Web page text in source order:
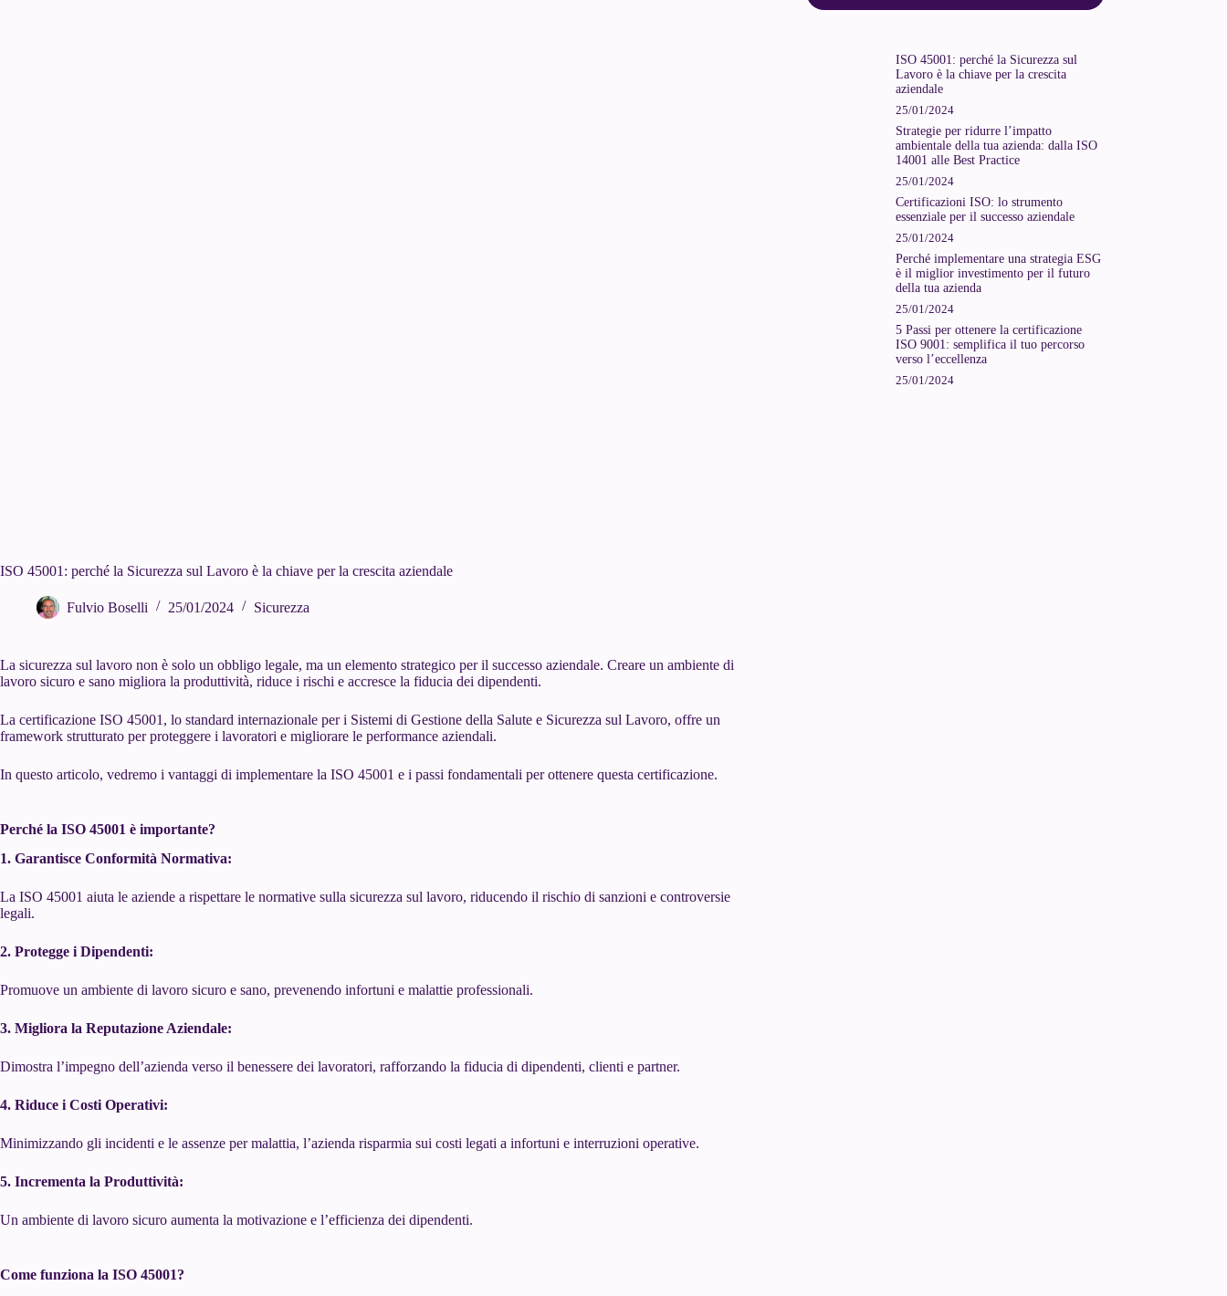
ISO 45001: perché la Sicurezza sul Lavoro è la chiave per la crescita aziendale
Fulvio Boselli 25/01/2024 Sicurezza
La sicurezza sul lavoro non è solo un obbligo legale, ma un elemento strategico per il successo aziendale. Creare un ambiente di
lavoro sicuro e sano migliora la produttività, riduce i rischi e accresce la fiducia dei dipendenti.
La certificazione ISO 45001, lo standard internazionale per i Sistemi di Gestione della Salute e Sicurezza sul Lavoro, offre un
framework strutturato per proteggere i lavoratori e migliorare le performance aziendali.
In questo articolo, vedremo i vantaggi di implementare la ISO 45001 e i passi fondamentali per ottenere questa certificazione.
Perché la ISO 45001 è importante?
1. Garantisce Conformità Normativa:
La ISO 45001 aiuta le aziende a rispettare le normative sulla sicurezza sul lavoro, riducendo il rischio di sanzioni e controversie
legali.
2. Protegge i Dipendenti:
Promuove un ambiente di lavoro sicuro e sano, prevenendo infortuni e malattie professionali.
3. Migliora la Reputazione Aziendale:
Dimostra l’impegno dell’azienda verso il benessere dei lavoratori, rafforzando la fiducia di dipendenti, clienti e partner.
4. Riduce i Costi Operativi:
Minimizzando gli incidenti e le assenze per malattia, l’azienda risparmia sui costi legati a infortuni e interruzioni operative.
5. Incrementa la Produttività:
Un ambiente di lavoro sicuro aumenta la motivazione e l’efficienza dei dipendenti.
Come funziona la ISO 45001?
ISO 45001: perché la Sicurezza sul
Lavoro è la chiave per la crescita
aziendale
25/01/2024
Strategie per ridurre l’impatto
ambientale della tua azienda: dalla ISO
14001 alle Best Practice
25/01/2024
Certificazioni ISO: lo strumento
essenziale per il successo aziendale
25/01/2024
Perché implementare una strategia ESG
è il miglior investimento per il futuro
della tua azienda
25/01/2024
5 Passi per ottenere la certificazione
ISO 9001: semplifica il tuo percorso
verso l’eccellenza
25/01/2024